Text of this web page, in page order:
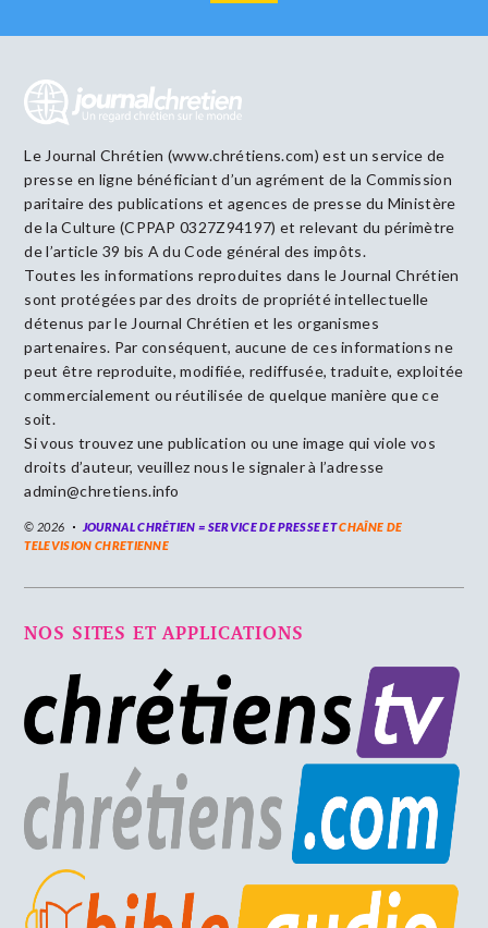
Le Journal Chrétien (www.chrétiens.com) est un service de
presse en ligne bénéficiant d’un agrément de la Commission
paritaire des publications et agences de presse du Ministère
de la Culture (CPPAP 0327Z94197) et relevant du périmètre
de l’article 39 bis A du Code général des impôts.
Toutes les informations reproduites dans le Journal Chrétien
sont protégées par des droits de propriété intellectuelle
détenus par le Journal Chrétien et les organismes
partenaires. Par conséquent, aucune de ces informations ne
peut être reproduite, modifiée, rediffusée, traduite, exploitée
commercialement ou réutilisée de quelque manière que ce
soit.
Si vous trouvez une publication ou une image qui viole vos
droits d’auteur, veuillez nous le signaler à l’adresse
admin@chretiens.info
© 2026 JOURNAL CHRÉTIEN = SERVICE DE PRESSE ETCHAÎNE DE
TELEVISION CHRETIENNE
NOS SITES ET APPLICATIONS